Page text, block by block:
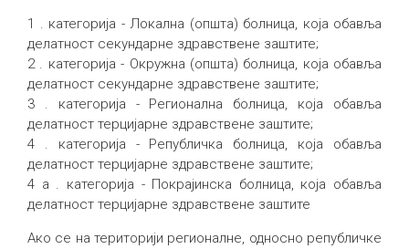
1 . категорија - Локална (општа) болница, која обавља
делатност секундарне здравствене заштите;
2 . категорија - Окружна (општа) болница, која обавља
делатност секундарне здравствене заштите;
3 . категорија - Регионална болница, која обавља
делатност терцијарне здравствене заштите;
4 . категорија - Републичка болница, која обавља
делатност терцијарне здравствене заштите;
4 а . категорија - Покрајинска болница, која обавља
делатност терцијарне здравствене заштите
Ако се на територији регионалне, односно републичке